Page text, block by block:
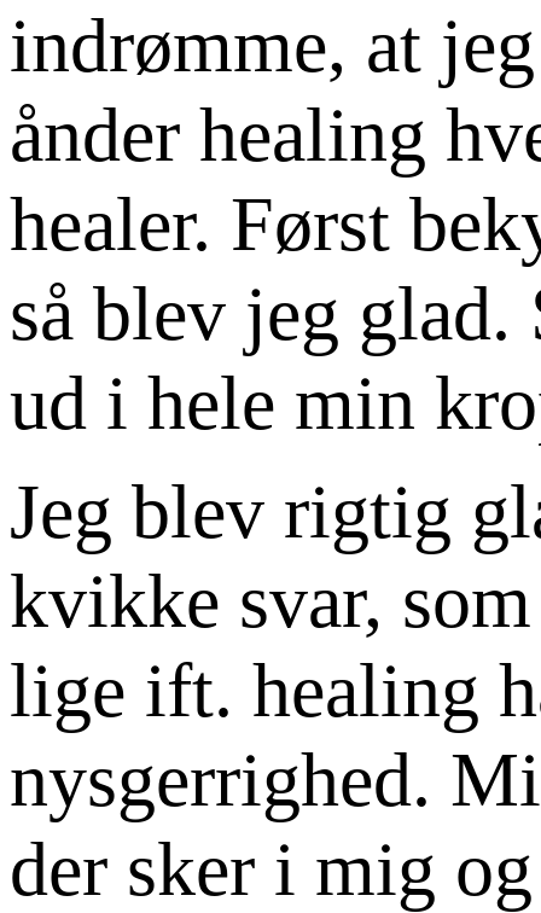
indrømme, at
ånder healing
healer. Først
så blev jeg
ud i hele min
Jeg blev rigtig
kvikke svar,
lige ift. healing
nysgerrighed.
der sker i mig